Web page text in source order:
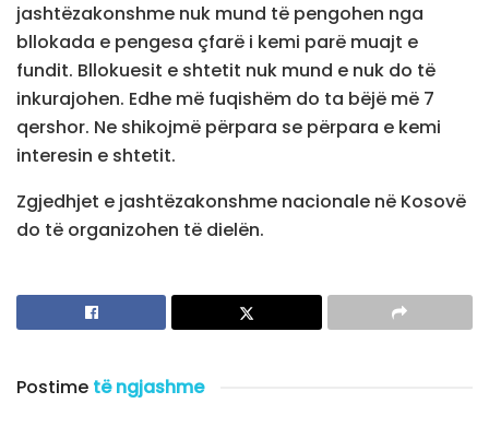
jashtëzakonshme nuk mund të pengohen nga
bllokada e pengesa çfarë i kemi parë muajt e
fundit. Bllokuesit e shtetit nuk mund e nuk do të
inkurajohen. Edhe më fuqishëm do ta bëjë më 7
qershor. Ne shikojmë përpara se përpara e kemi
interesin e shtetit.
Zgjedhjet e jashtëzakonshme nacionale në Kosovë
do të organizohen të dielën.
Postime të ngjashme